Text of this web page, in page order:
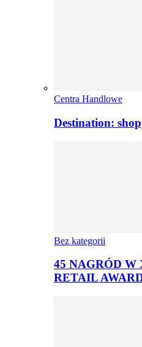
Centra Handlowe
Destination:
Bez kategorii
45 NAGRÓD W
RETAIL